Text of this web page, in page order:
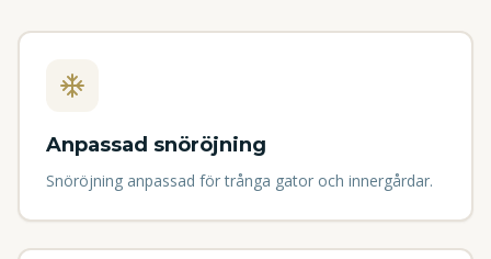
Anpassad snöröjning
Snöröjning anpassad för trånga gator och innergårdar.